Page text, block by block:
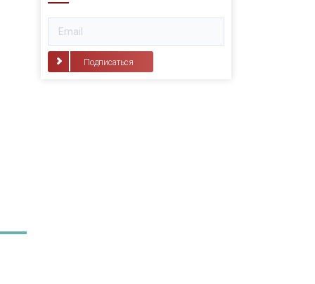
Подписаться